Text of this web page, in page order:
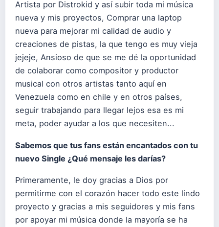
Artista por Distrokid y así subir toda mi música
nueva y mis proyectos, Comprar una laptop
nueva para mejorar mi calidad de audio y
creaciones de pistas, la que tengo es muy vieja
jejeje, Ansioso de que se me dé la oportunidad
de colaborar como compositor y productor
musical con otros artistas tanto aquí en
Venezuela como en chile y en otros países,
seguir trabajando para llegar lejos esa es mi
meta, poder ayudar a los que necesiten...
Sabemos que tus fans están encantados con tu
nuevo Single ¿Qué mensaje les darías?
Primeramente, le doy gracias a Dios por
permitirme con el corazón hacer todo este lindo
proyecto y gracias a mis seguidores y mis fans
por apoyar mi música donde la mayoría se ha